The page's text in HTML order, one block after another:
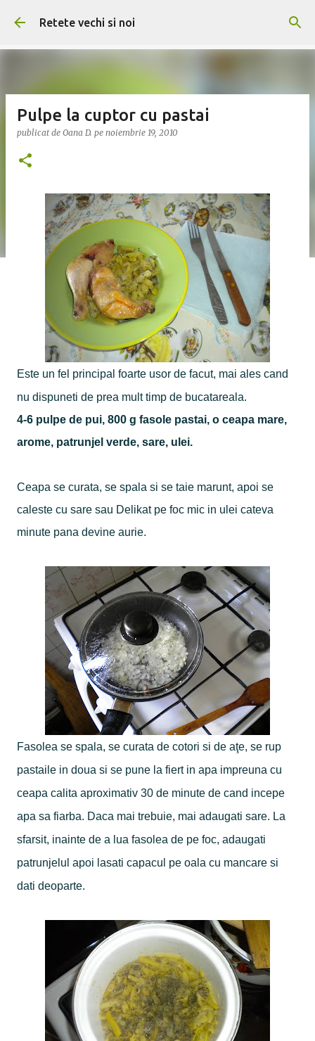
Treceți la conținutul principal
Retete vechi si noi
Pulpe la cuptor cu pastai
publicat de Oana D. pe noiembrie 19, 2010
Este un fel principal foarte usor de facut, mai ales cand
nu dispuneti de prea mult timp de bucatareala.
4-6 pulpe de pui, 800 g fasole pastai, o ceapa mare,
arome, patrunjel verde, sare, ulei.
Ceapa se curata, se spala si se taie marunt, apoi se
caleste cu sare sau Delikat pe foc mic in ulei cateva
minute pana devine aurie.
Fasolea se spala, se curata de cotori si de aţe, se rup
pastaile in doua si se pune la fiert in apa impreuna cu
ceapa calita aproximativ 30 de minute de cand incepe
apa sa fiarba. Daca mai trebuie, mai adaugati sare. La
sfarsit, inainte de a lua fasolea de pe foc, adaugati
patrunjelul apoi lasati capacul pe oala cu mancare si
dati deoparte.